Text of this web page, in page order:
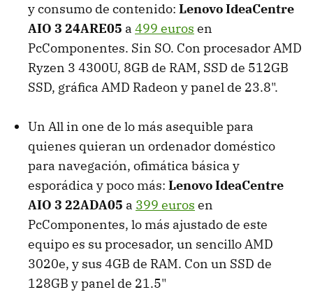
y consumo de contenido: Lenovo IdeaCentre
AIO 3 24ARE05 a 499 euros en
PcComponentes. Sin SO. Con procesador AMD
Ryzen 3 4300U, 8GB de RAM, SSD de 512GB
SSD, gráfica AMD Radeon y panel de 23.8".
Un All in one de lo más asequible para
quienes quieran un ordenador doméstico
para navegación, ofimática básica y
esporádica y poco más: Lenovo IdeaCentre
AIO 3 22ADA05 a 399 euros en
PcComponentes, lo más ajustado de este
equipo es su procesador, un sencillo AMD
3020e, y sus 4GB de RAM. Con un SSD de
128GB y panel de 21.5"